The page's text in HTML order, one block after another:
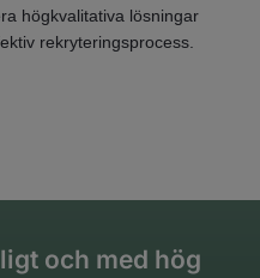
högkvalitativa lösningar
rekryteringsprocess.
och med hög